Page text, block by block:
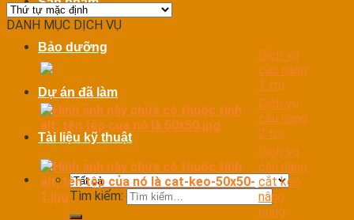
Bảo dưỡng
Dự án đã làm
Tài liệu kỹ thuật
Tìm kiếm:
DANH MỤC DỊCH VỤ
Dịch vụ
cầu nâng
1 trụ
Dịch vụ
cầu nâng
2 trụ
Dịch vụ
cầu nâng
cắt kéo
nâng
bụng